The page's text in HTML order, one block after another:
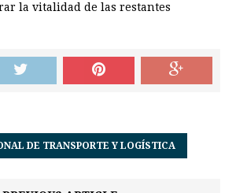
la vitalidad de las restantes
DE TRANSPORTE Y LOGÍSTICA